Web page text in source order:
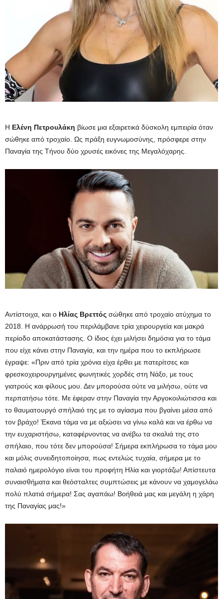
Η Ελένη Πετρουλάκη βίωσε μια εξαιρετικά δύσκολη εμπειρία όταν
σώθηκε από τροχαίο. Ως πράξη ευγνωμοσύνης, πρόσφερε στην
Παναγία της Τήνου δύο χρυσές εικόνες της Μεγαλόχαρης.
Αντίστοιχα, και ο Ηλίας Βρεττός σώθηκε από τροχαίο ατύχημα το
2018. Η ανάρρωσή του περιλάμβανε τρία χειρουργεία και μακρά
περίοδο αποκατάστασης. Ο ίδιος έχει μιλήσει δημόσια για το τάμα
που είχε κάνει στην Παναγία, και την ημέρα που το εκπλήρωσε
έγραψε: «Πριν από τρία χρόνια είχα έρθει με πατερίτσες και
φρεσκοχειρουργημένες φωνητικές χορδές στη Νάξο, με τους
γιατρούς και φίλους μου. Δεν μπορούσα ούτε να μιλήσω, ούτε να
περπατήσω τότε. Με έφεραν στην Παναγία την Αργοκοιλιώτισσα και
το θαυματουργό σπήλαιό της με το αγίασμα που βγαίνει μέσα από
τον βράχο! Έκανα τάμα να με αξιώσει να γίνω καλά και να έρθω να
την ευχαριστήσω, καταφέρνοντας να ανέβω τα σκαλιά της στο
σπήλαιο, που τότε δεν μπορούσα! Σήμερα εκπλήρωσα το τάμα μου
και μόλις συνειδητοποίησα, πως εντελώς τυχαία, σήμερα με το
παλαιό ημερολόγιο είναι του προφήτη Ηλία και γιορτάζω! Απίστευτα
συναισθήματα και θεόσταλτες συμπτώσεις με κάνουν να χαμογελάω
πολύ πλατιά σήμερα! Σας αγαπάω! Βοήθειά μας και μεγάλη η χάρη
της Παναγίας μας!»